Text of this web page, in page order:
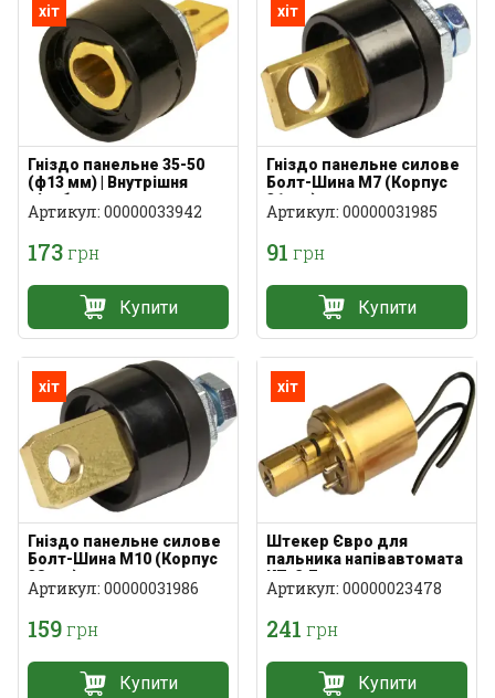
хіт
Гніздо панельне 35-50
(ф13 мм) | Внутрішня
різьба
Артикул: 00000033942
173грн
Купити
хіт
Гніздо панельне силове
Болт-Шина M7 (Корпус
31 мм)
Артикул: 00000031985
91 грн
Купити
хіт
Гніздо панельне силове
Болт-Шина M10 (Корпус
38 мм)
Артикул: 00000031986
159грн
Купити
хіт
Штекер Євро для
пальника напівавтомата
KZ-2 Латунь
Артикул: 00000023478
241 грн
Купити